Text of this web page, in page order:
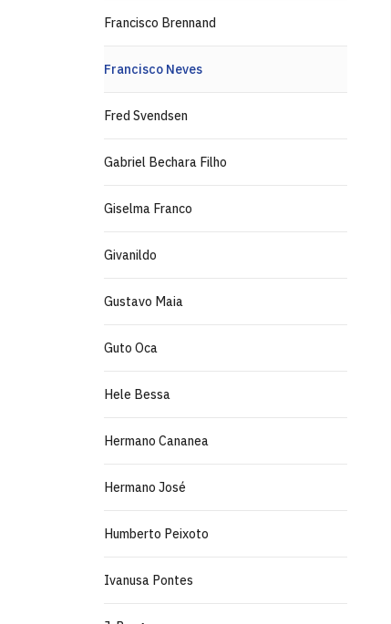
Francisco Brennand
Francisco Neves
Fred Svendsen
Gabriel Bechara Filho
Giselma Franco
Givanildo
Gustavo Maia
Guto Oca
Hele Bessa
Hermano Cananea
Hermano José
Humberto Peixoto
Ivanusa Pontes